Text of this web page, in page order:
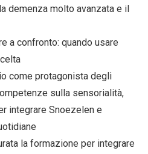
demenza molto avanzata e il
a confronto: quando usare
come protagonista degli
sulla sensorialità,
integrare Snoezelen e
la formazione per integrare